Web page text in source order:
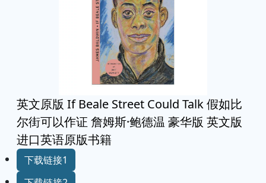
英文原版 If Beale Street Could Talk 假如比
尔街可以作证 詹姆斯·鲍德温 豪华版 英文版
进口英语原版书籍
下载链接1